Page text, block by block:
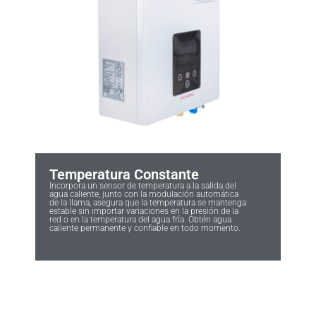
Temperatura Constante
Incorpora un sensor de temperatura a la salida del
agua caliente, junto con la modulación automática
de la llama, asegura que la temperatura se mantenga
estable sin importar variaciones en la presión de la
red o en la temperatura del agua fría. Obtén agua
caliente permanente y confiable en todo momento.